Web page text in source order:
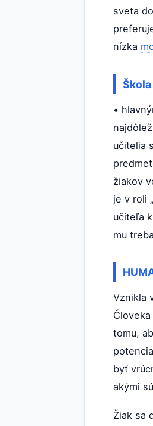
sveta
nízka
•
učitelia
žiakov
je v roli
učiteľa
mu
Vznikla
tomu,
byť
akými
Žiak sa